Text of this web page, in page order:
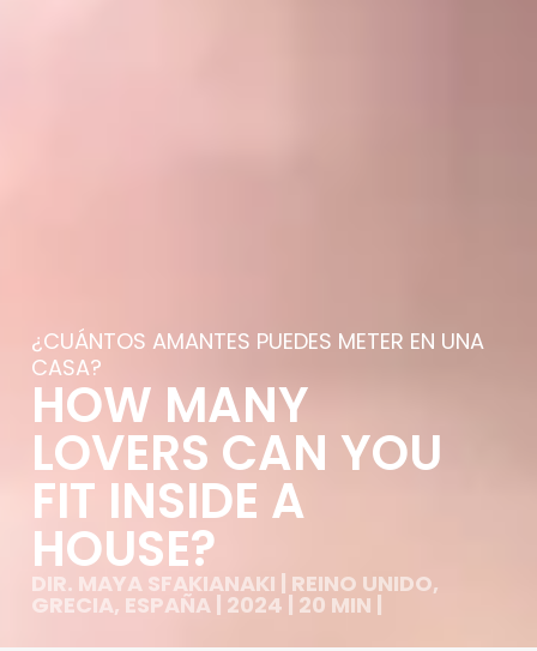
¿CUÁNTOS AMANTES PUEDES METER EN UNA
CASA?
HOW MANY
LOVERS CAN YOU
FIT INSIDE A
HOUSE?
DIR. MAYA SFAKIANAKI | REINO UNIDO,
GRECIA, ESPAÑA | 2024 | 20 MIN |